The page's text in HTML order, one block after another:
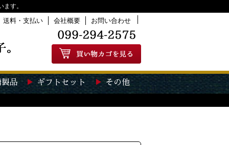
す。
送料・支払い 会社概要 お問い合わせ
品 ギフトセット その他